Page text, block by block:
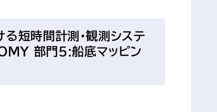
短時間計測・観測システ
ＮＯＭＹ 部門5:船底マッピン